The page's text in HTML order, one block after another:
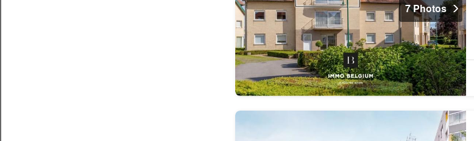
7 Photos